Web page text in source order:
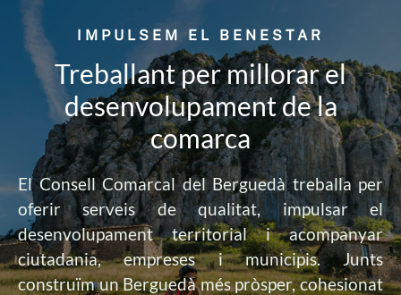
IMPULSEM EL BENESTAR
Treballant per millorar el
desenvolupament de la
comarca
El Consell Comarcal del Berguedà treballa per
oferir serveis de qualitat, impulsar el
desenvolupament territorial i acompanyar
ciutadania, empreses i municipis. Junts
construïm un Berguedà més pròsper, cohesionat